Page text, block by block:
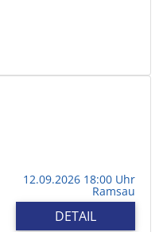
12.09.2026 18:00 Uhr
Ramsau
DETAIL